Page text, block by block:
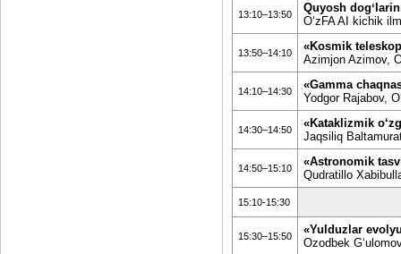
13:10–13:50
Quyosh
OʻzFA AI kichik
13:50–14:10
«Kosmik
Azimjon Azimov,
14:10–14:30
«Gamma
Yodgor Rajabov,
14:30–14:50
«Kataklizmik
Jaqsiliq
14:50–15:10
«Astronomik
Qudratillo
15:10-15:30
15:30–15:50
«Yulduzlar
Ozodbek